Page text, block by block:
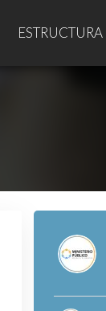
ESTRUCTURA